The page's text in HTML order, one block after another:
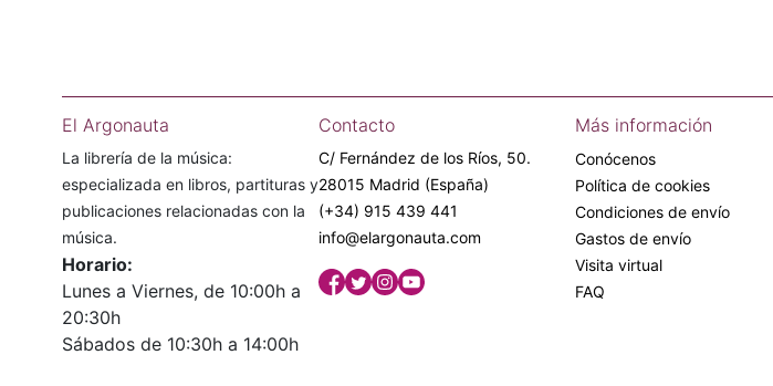
El Argonauta
La librería de la música:
especializada en libros, partituras y
publicaciones relacionadas con la
música.
Horario:
Lunes a Viernes, de 10:00h a
20:30h
Sábados de 10:30h a 14:00h
Contacto
C/ Fernández de los Ríos, 50.
28015 Madrid (España)
(+34) 915 439 441
info@elargonauta.com
Más información
Conócenos
Política de cookies
Condiciones de envío
Gastos de envío
Visita virtual
FAQ